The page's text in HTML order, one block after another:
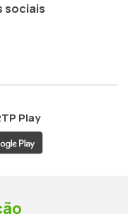
sociais
Play